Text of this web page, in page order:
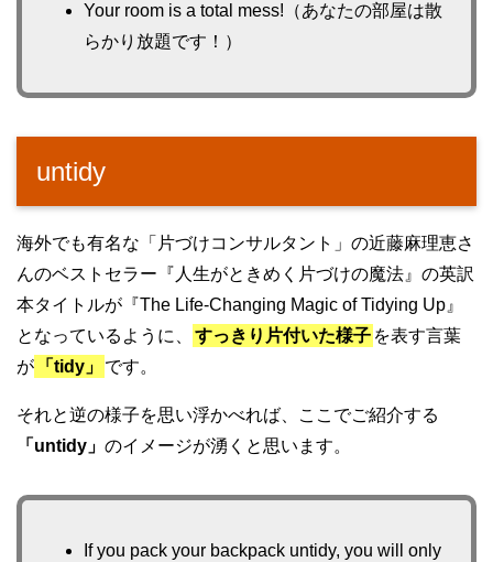
Your room is a total mess!（あなたの部屋は散
らかり放題です！）
untidy
海外でも有名な「片づけコンサルタント」の近藤麻理恵さ
んのベストセラー『人生がときめく片づけの魔法』の英訳
本タイトルが『The Life-Changing Magic of Tidying Up』
となっているように、
すっきり片付いた様子 を表す言葉
が
「tidy」 です。
それと逆の様子を思い浮かべれば、ここでご紹介する
「untidy」 のイメージが湧くと思います。
If you pack your backpack untidy, you will only